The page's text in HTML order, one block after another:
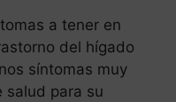
a tener en
del hígado
síntomas muy
salud para su